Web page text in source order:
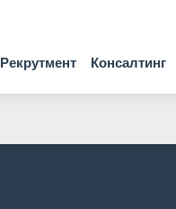
Рекрутмент Консалтинг